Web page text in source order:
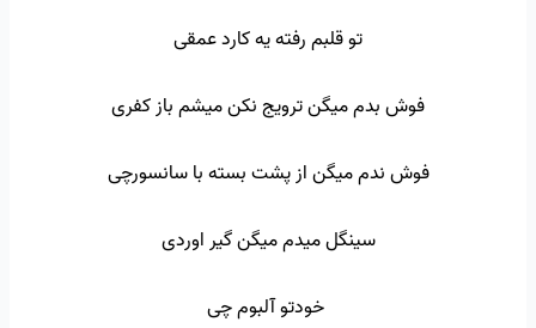
تو قلبم رفته یه کارد عمقی
فوش بدم میگن ترویج نکن میشم باز کفری
فوش ندم میگن از پشت بسته با سانسورچی
سینگل میدم میگن گیر اوردی
خودتو آلبوم چی